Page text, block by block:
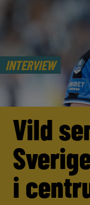
INTERVIEW
Vild
i